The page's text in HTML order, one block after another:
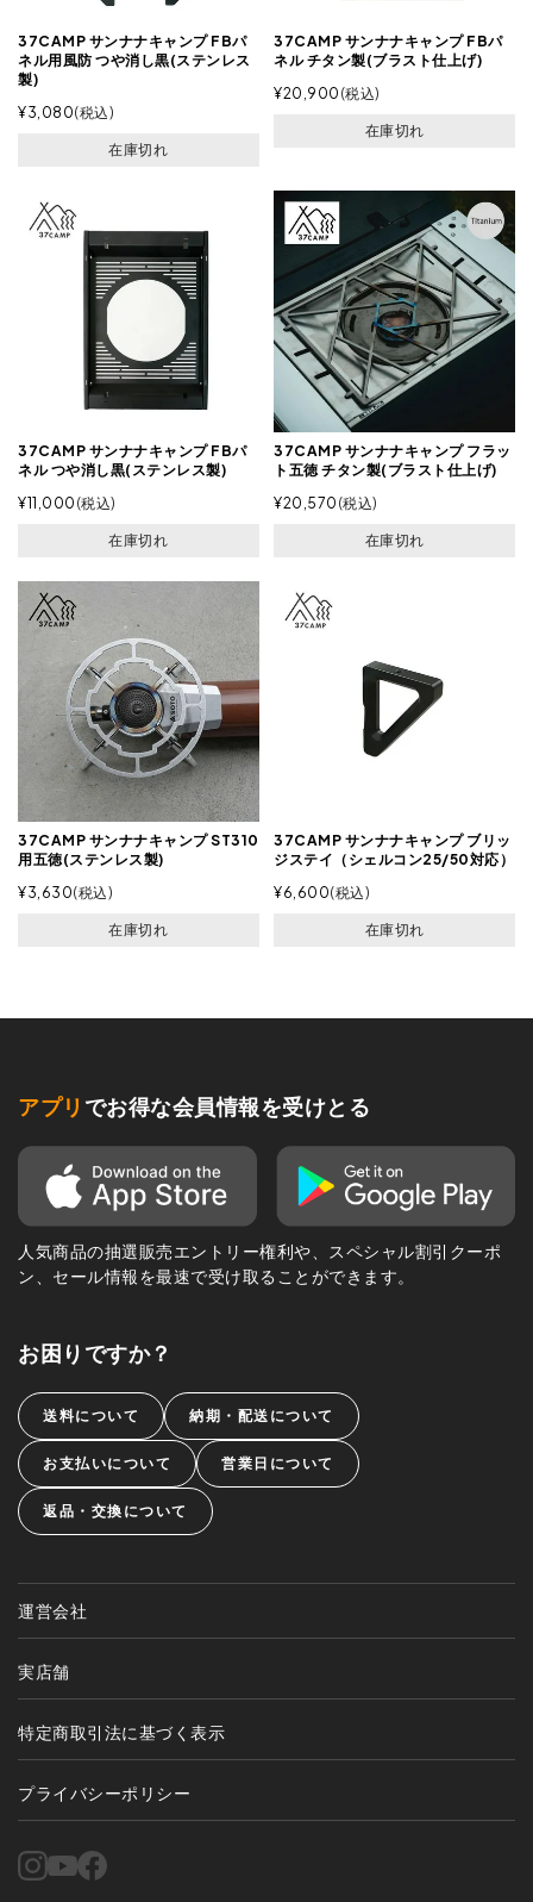
37CAMP サンナナキャンプ FBパ
ネル用風防 つや消し黒(ステンレス
製)
¥3,080 税込
在庫切れ
37CAMP サンナナキャンプ FBパ
ネル チタン製(ブラスト仕上げ)
¥20,900 税込
在庫切れ
37CAMP サンナナキャンプ FBパ
ネル つや消し黒(ステンレス製)
¥11,000 税込
在庫切れ
37CAMP サンナナキャンプ フラッ
ト五徳 チタン製(ブラスト仕上げ)
¥20,570 税込
在庫切れ
37CAMP サンナナキャンプ ST310
用五徳(ステンレス製)
¥3,630 税込
在庫切れ
37CAMP サンナナキャンプ ブリッ
ジステイ（シェルコン25/50対応）
¥6,600 税込
在庫切れ
アプリ でお得な会員情報を受けとる
人気商品の抽選販売エントリー権利や、スペシャル割引クーポ
ン、セール情報を最速で受け取ることができます。
お困りですか？
送料について 納期・配送について
お支払いについて 営業日について
返品・交換について
運営会社
実店舗
特定商取引法に基づく表示
プライバシーポリシー